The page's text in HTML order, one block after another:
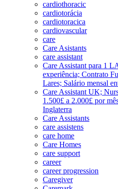
cardiothoracic
cardiotorácia
cardiotoracica
cardiovascular
care
Care Asistants
care assistant
Care Assistant para 1
experiência; Contrato
Lares; Salário mensal
Care Assistant UK;
1.500£ a 2.000£ por
Inglaterra
Care Assistants
care assistens
care home
Care Homes
care support
career
career progression
Caregiver